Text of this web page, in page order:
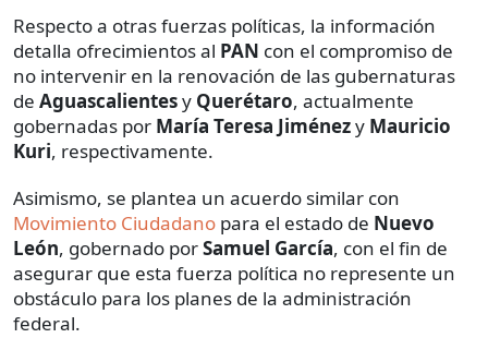
Respecto a otras fuerzas políticas, la información
detalla ofrecimientos al PAN con el compromiso de
no intervenir en la renovación de las gubernaturas
de Aguascalientesy Querétaro, actualmente
gobernadas por María Teresa Jiménezy Mauricio
Kuri, respectivamente.
Asimismo, se plantea un acuerdo similar con
Movimiento Ciudadano para el estado de Nuevo
León, gobernado porSamuel García, con el fin de
asegurar que esta fuerza política no represente un
obstáculo para los planes de la administración
federal.